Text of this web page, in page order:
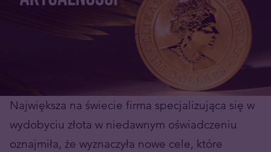
Największa na świecie firma specjalizująca się w
wydobyciu złota w niedawnym oświadczeniu
oznajmiła, że wyznaczyła nowe cele, które